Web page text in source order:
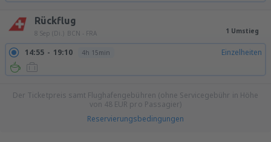
Rückflug
8 Sep (Di.) BCN - FRA 1 Umstieg
14:55 19:10 4h 15min Einzelheiten
Der Ticketpreis samt Flughafengebühren (ohne Servicegebühr in Höhe
von 48 EUR pro Passagier)
Reservierungsbedingungen